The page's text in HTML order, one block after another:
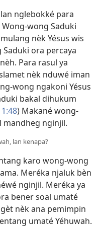
nglebokké para
Wong-wong Saduki
nèk Yésus wis
ora percaya
Para rasul ya
nèk nduwé iman
wong ngakoni Yésus
bakal dihukum
) Makané wong-
mandheg nginjil.
lan kenapa?
karo wong-wong
Meréka njaluk bèn
nginjil. Meréka ya
bener soal umaté
nèk ana pemimpin
umaté Yéhuwah.